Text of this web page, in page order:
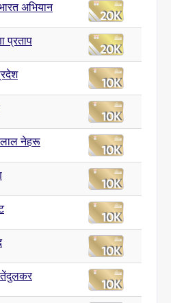
अभियान
प्रताप
नेहरू